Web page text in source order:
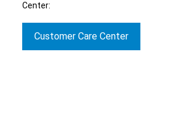
Center:
Customer Care Center